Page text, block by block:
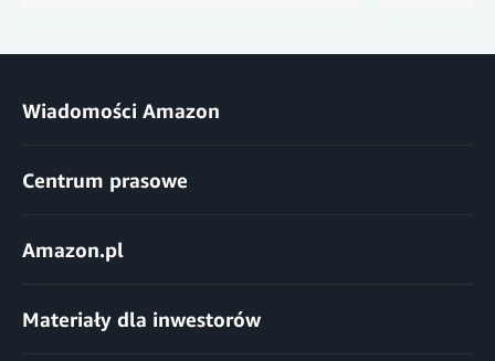
Wiadomości Amazon
Centrum prasowe
Amazon.pl
Materiały dla inwestorów